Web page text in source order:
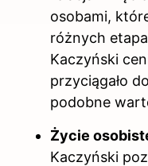
osobami,
różnych
Kaczyński
przyciągało
podobne
Życie
Kaczyński